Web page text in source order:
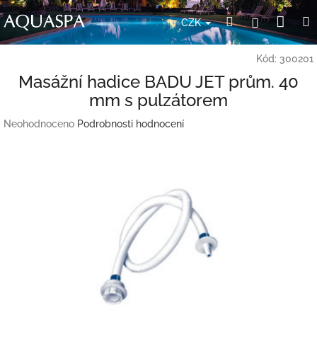
Přejít
na
obsah
CZK HledatPřihlášení
Kód: 300201
Masážní hadice BADU JET prům. 40
mm s pulzátorem
Průměrné
Neohodnoceno Podrobnosti hodnocení